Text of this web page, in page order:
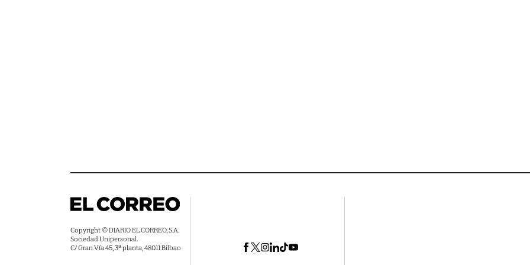
Copyright © DIARIO EL CORREO, S.A.
Sociedad Unipersonal.
C/ Gran Vía 45, 3ª planta, 48011 Bilbao